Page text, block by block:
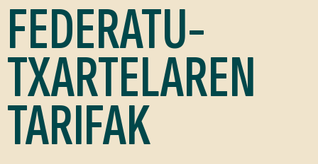
FEDERATU-
TXARTELAREN
TARIFAK